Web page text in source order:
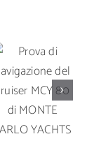
navigazione
del cruiser
MCY 80 di
CARLO